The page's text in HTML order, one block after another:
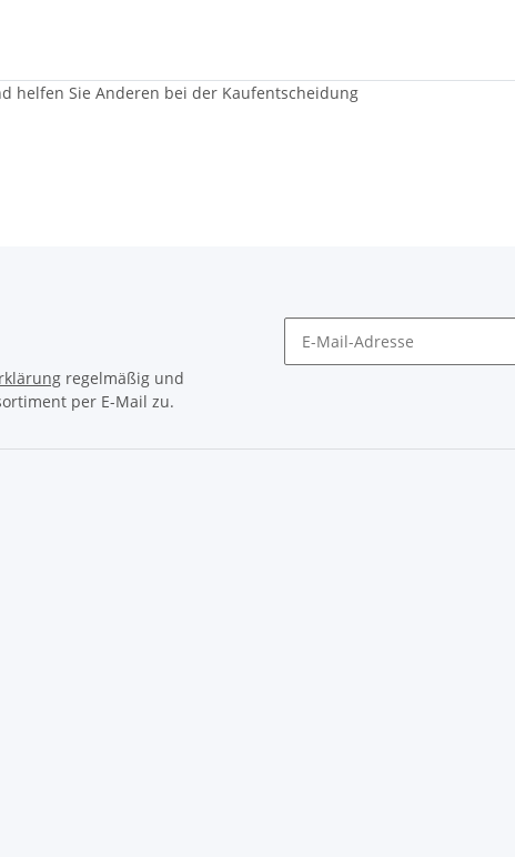
helfen Sie Anderen bei der Kaufentscheidung
regelmäßig und
per E-Mail zu.